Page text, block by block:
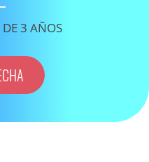
3 AÑOS